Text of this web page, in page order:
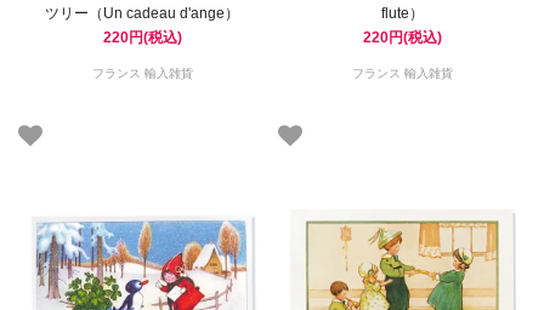
ツリー（Un cadeau d'ange）
220円(税込)
フランス 輸入雑貨
flute）
220円(税込)
フランス 輸入雑貨